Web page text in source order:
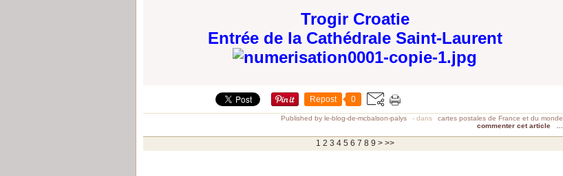
Trogir Croatie
Entrée de la Cathédrale Saint-Laurent
Repost 0
Published by le-blog-de-mcbalson-palys - dans
cartes postales de France et du monde
commenter cet article
1 2 3 4 5 6 7 8 9 > >>